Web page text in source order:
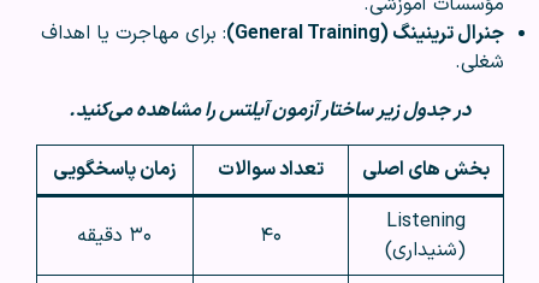
جنرال ترینینگ (General Training)
: برای مهاجرت یا اهداف
شغلی.
در جدول زیر ساختار آزمون آیلتس را مشاهده می‌کنید.
بخش های اصلی تعداد سوالات
زمان پاسخگویی
Listening
(شنیداری)
۴۰ ۳۰ دقیقه